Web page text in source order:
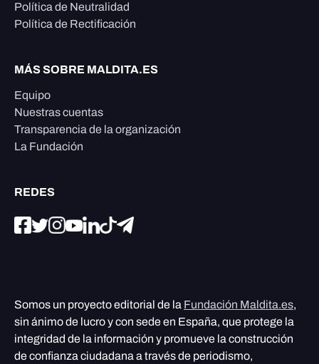
Política de Neutralidad
Política de Rectificación
MÁS SOBRE MALDITA.ES
Equipo
Nuestras cuentas
Transparencia de la organización
La Fundación
REDES
Somos un proyecto editorial de la Fundación Maldita.es,
sin ánimo de lucro y con sede en España, que protege la
integridad de la información y promueve la construcción
de confianza ciudadana a través de periodismo,